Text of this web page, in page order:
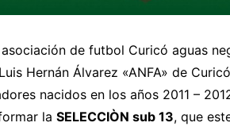
de futbol Curicó aguas
Hernán Álvarez «ANFA» de
nacidos en los años 2011 –
la SELECCIÒN sub 13, que